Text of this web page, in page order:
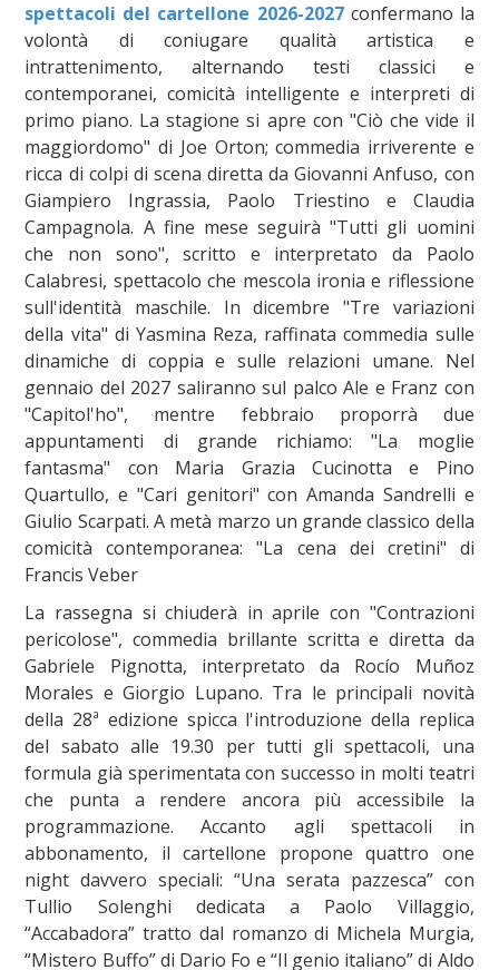
spettacoli del cartellone 2026-2027confermano la
volontà di coniugare qualità artistica e
intrattenimento, alternando testi classici e
contemporanei, comicità intelligente e interpreti di
primo piano. La stagione si apre con "Ciò che vide il
maggiordomo" di Joe Orton; commedia irriverente e
ricca di colpi di scena diretta da Giovanni Anfuso, con
Giampiero Ingrassia, Paolo Triestino e Claudia
Campagnola. A fine mese seguirà "Tutti gli uomini
che non sono", scritto e interpretato da Paolo
Calabresi, spettacolo che mescola ironia e riflessione
sull'identità maschile. In dicembre "Tre variazioni
della vita" di Yasmina Reza, raffinata commedia sulle
dinamiche di coppia e sulle relazioni umane. Nel
gennaio del 2027 saliranno sul palco Ale e Franz con
"Capitol'ho", mentre febbraio proporrà due
appuntamenti di grande richiamo: "La moglie
fantasma" con Maria Grazia Cucinotta e Pino
Quartullo, e "Cari genitori" con Amanda Sandrelli e
Giulio Scarpati. A metà marzo un grande classico della
comicità contemporanea: "La cena dei cretini" di
Francis Veber
La rassegna si chiuderà in aprile con "Contrazioni
pericolose", commedia brillante scritta e diretta da
Gabriele Pignotta, interpretato da Rocío Muñoz
Morales e Giorgio Lupano. Tra le principali novità
della 28ª edizione spicca l'introduzione della replica
del sabato alle 19.30 per tutti gli spettacoli, una
formula già sperimentata con successo in molti teatri
che punta a rendere ancora più accessibile la
programmazione. Accanto agli spettacoli in
abbonamento, il cartellone propone quattro one
night davvero speciali: “Una serata pazzesca” con
Tullio Solenghi dedicata a Paolo Villaggio,
“Accabadora” tratto dal romanzo di Michela Murgia,
“Mistero Buffo” di Dario Fo e “Il genio italiano” di Aldo